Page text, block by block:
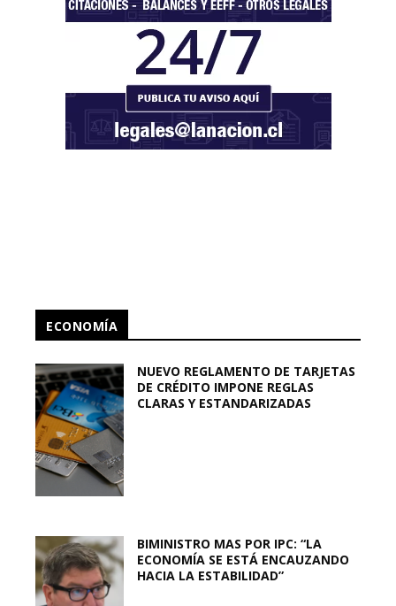
ECONOMÍA
NUEVO REGLAMENTO DE TARJETAS
DE CRÉDITO IMPONE REGLAS
CLARAS Y ESTANDARIZADAS
BIMINISTRO MAS POR IPC: “LA
ECONOMÍA SE ESTÁ ENCAUZANDO
HACIA LA ESTABILIDAD”